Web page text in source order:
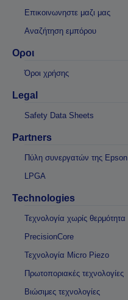
Επικοινωνηστε μαζι μας
Αναζήτηση εμπόρου
Οροι
Όροι χρήσης
Legal
Safety Data Sheets
Partners
Πύλη συνεργατών της Epson
LPGA
Technologies
Τεχνολογία χωρίς θερμότητα
PrecisionCore
Τεχνολογία Micro Piezo
Πρωτοποριακές τεχνολογίες
Βιώσιμες τεχνολογίες